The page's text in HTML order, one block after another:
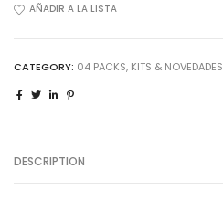
quantity
AÑADIR A LA LISTA
CATEGORY: 04 PACKS, KITS & NOVEDADES
DESCRIPTION